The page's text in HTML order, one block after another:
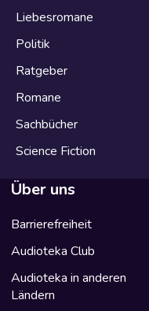
Liebesromane
Politik
Ratgeber
Romane
Sachbücher
Science Fiction
Über uns
Barrierefreiheit
Audioteka Club
Audioteka in anderen
Ländern